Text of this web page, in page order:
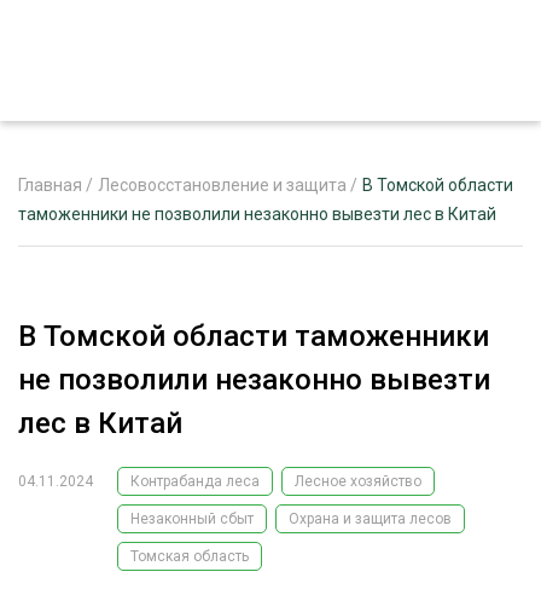
РЕКЛАМОДАТЕЛЯМ
ЛЕСНОЕ ХОЗЯЙСТВО
ЛЕСОЗАГОТОВКА
ОБРАБОТКА ДРЕВЕСИНЫ
ЭКСПЕРТНОЕ МНЕНИЕ
Главная / Лесовосстановление и защита / В Томской области
таможенники не позволили незаконно вывезти лес в Китай
В Томской области таможенники
не позволили незаконно вывезти
лес в Китай
04.11.2024 Контрабанда леса Лесное хозяйство
Незаконный сбыт Охрана и защита лесов
Томская область